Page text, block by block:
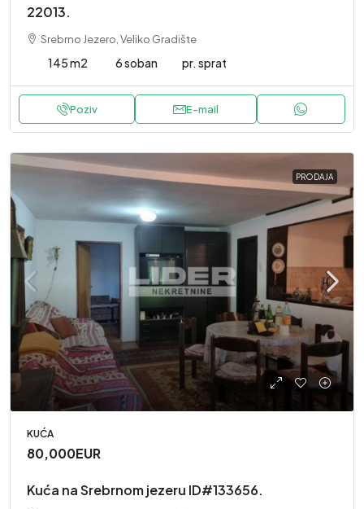
22013.
Srebrno Jezero, Veliko Gradište
145 m2 6 soban pr. sprat
Poziv E-mail
PRODAJA
KUĆA
80,000EUR
Kuća na Srebrnom jezeru ID#133656.